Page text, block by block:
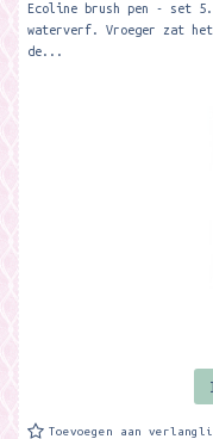
Ecoline brush pen - set
waterverf. Vroeger zat
de...
Toevoegen aan